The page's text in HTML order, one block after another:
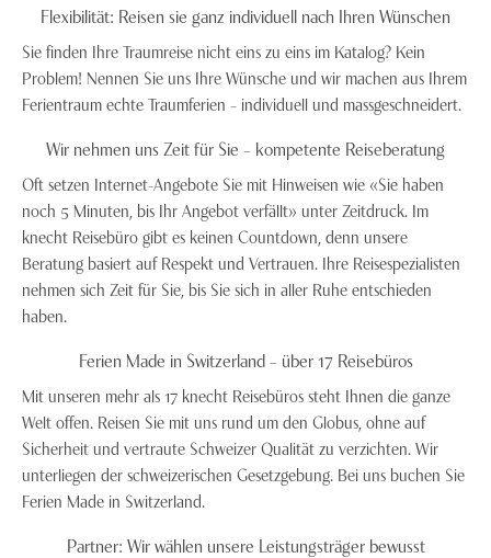
Flexibilität: Reisen sie ganz individuell nach Ihren Wünschen
Sie finden Ihre Traumreise nicht eins zu eins im Katalog? Kein
Problem! Nennen Sie uns Ihre Wünsche und wir machen aus Ihrem
Ferientraum echte Traumferien – individuell und massgeschneidert.
Wir nehmen uns Zeit für Sie – kompetente Reiseberatung
Oft setzen Internet-Angebote Sie mit Hinweisen wie «Sie haben
noch 5 Minuten, bis Ihr Angebot verfällt» unter Zeitdruck. Im
knecht Reisebüro gibt es keinen Countdown, denn unsere
Beratung basiert auf Respekt und Vertrauen. Ihre Reisespezialisten
nehmen sich Zeit für Sie, bis Sie sich in aller Ruhe entschieden
haben.
Ferien Made in Switzerland – über 17 Reisebüros
Mit unseren mehr als 17 knecht Reisebüros steht Ihnen die ganze
Welt offen. Reisen Sie mit uns rund um den Globus, ohne auf
Sicherheit und vertraute Schweizer Qualität zu verzichten. Wir
unterliegen der schweizerischen Gesetzgebung. Bei uns buchen Sie
Ferien Made in Switzerland.
Partner: Wir wählen unsere Leistungsträger bewusst